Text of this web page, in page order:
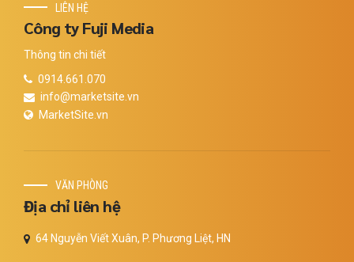
LIÊN HỆ
Công ty Fuji Media
Thông tin chi tiết
0914.661.070
info@marketsite.vn
MarketSite.vn
VĂN PHÒNG
Địa chỉ liên hệ
64 Nguyễn Viết Xuân, P. Phương Liệt, HN